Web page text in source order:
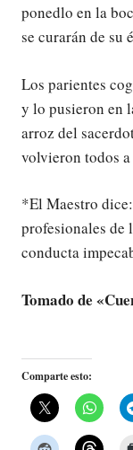
ponedlo en la
se curarán de su
Los parientes
y lo pusieron en
arroz del
volvieron todos
*El Maestro
profesionales de
conducta
Tomado de
Comparte esto: